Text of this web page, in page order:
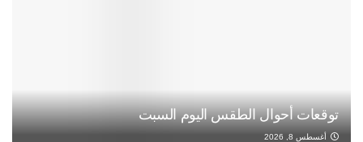
توقعات أحوال الطقس اليوم السبت
أغسطس 8, 2026